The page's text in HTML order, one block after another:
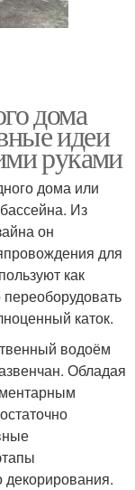
дома
идеи
руками
дома или
Из
он
для
как
каток.
водоём
Обладая
декорирования.